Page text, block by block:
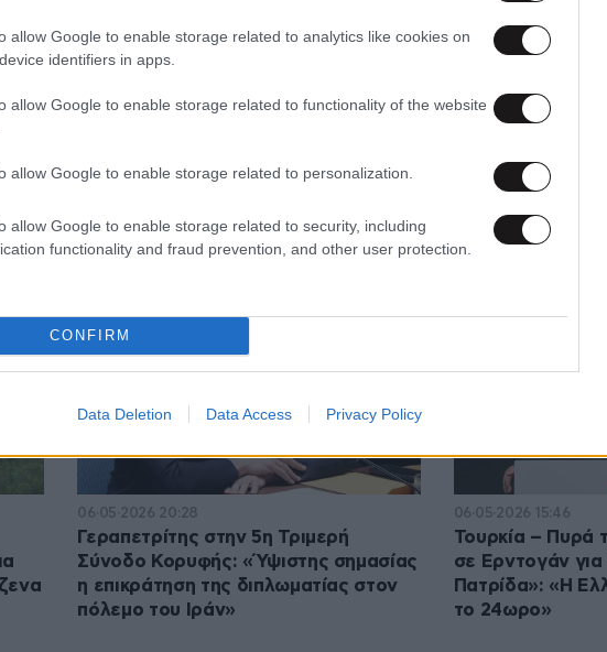
allow Google to enable storage related to analytics like cookies on
identifiers in apps.
allow Google to enable storage related to functionality of the website
allow Google to enable storage related to personalization.
allow Google to enable storage related to security, including
functionality and fraud prevention, and other user protection.
CONFIRM
Data Deletion Data Access Privacy Policy
Τι επιδιώκει η Τουρκία στο Αιγαίο και
Πρώτη είδηση
Ισραηλινοί που
Κύπρο: «Οι
Εβραίοι τους
06·05·2026 20:28
Γεραπετρίτης στην 5η Τριμερή
Σύνοδο Κορυφής: «Ύψιστης σημασίας
η επικράτηση της διπλωματίας στον
πόλεμο του Ιράν»
06·05·2026 15:46
Τουρκία – Πυρά
σε Ερντογάν για
Πατρίδα»: «Η
το 24ωρο»